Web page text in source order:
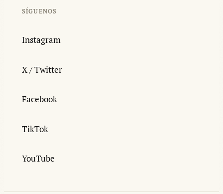
SÍGUENOS
Instagram
X / Twitter
Facebook
TikTok
YouTube